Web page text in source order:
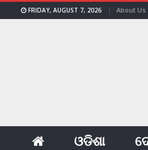
FRIDAY, AUGUST 7, 2026 About Us
ଓଡିଶା